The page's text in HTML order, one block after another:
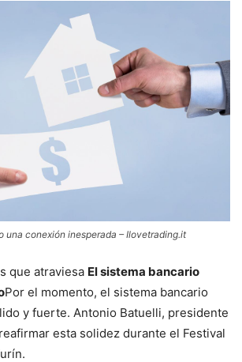
una conexión inesperada – Ilovetrading.it
que atraviesa El sistema bancario
Por el momento, el sistema bancario
y fuerte. Antonio Batuelli, presidente
esta solidez durante el Festival